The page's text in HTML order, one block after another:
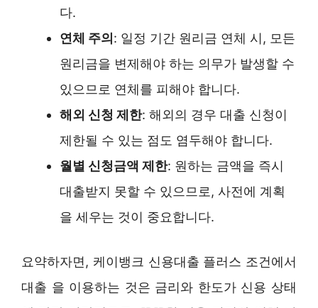
다.
연체 주의: 일정 기간 원리금 연체 시, 모든
원리금을 변제해야 하는 의무가 발생할 수
있으므로 연체를 피해야 합니다.
해외 신청 제한: 해외의 경우 대출 신청이
제한될 수 있는 점도 염두해야 합니다.
월별 신청금액 제한: 원하는 금액을 즉시
대출받지 못할 수 있으므로, 사전에 계획
을 세우는 것이 중요합니다.
요약하자면, 케이뱅크 신용대출 플러스 조건에서
대출 을 이용하는 것은 금리와 한도가 신용 상태